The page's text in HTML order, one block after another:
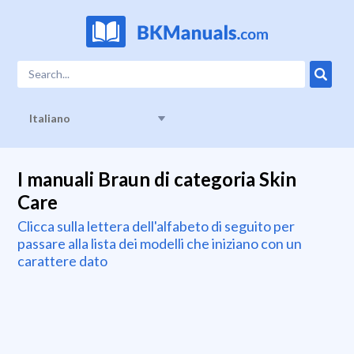
Italiano
I manuali Braun di categoria Skin
Care
Clicca sulla lettera dell'alfabeto di seguito per
passare alla lista dei modelli che iniziano con un
carattere dato